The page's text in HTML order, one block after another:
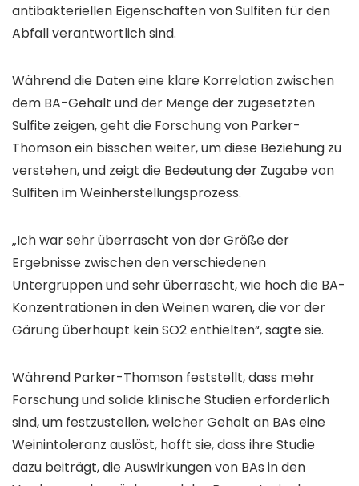
antibakteriellen Eigenschaften von Sulfiten für den
Abfall verantwortlich sind.
Während die Daten eine klare Korrelation zwischen
dem BA-Gehalt und der Menge der zugesetzten
Sulfite zeigen, geht die Forschung von Parker-
Thomson ein bisschen weiter, um diese Beziehung zu
verstehen, und zeigt die Bedeutung der Zugabe von
Sulfiten im Weinherstellungsprozess.
„Ich war sehr überrascht von der Größe der
Ergebnisse zwischen den verschiedenen
Untergruppen und sehr überrascht, wie hoch die BA-
Konzentrationen in den Weinen waren, die vor der
Gärung überhaupt kein SO2 enthielten“, sagte sie.
Während Parker-Thomson feststellt, dass mehr
Forschung und solide klinische Studien erforderlich
sind, um festzustellen, welcher Gehalt an BAs eine
Weinintoleranz auslöst, hofft sie, dass ihre Studie
dazu beiträgt, die Auswirkungen von BAs in den